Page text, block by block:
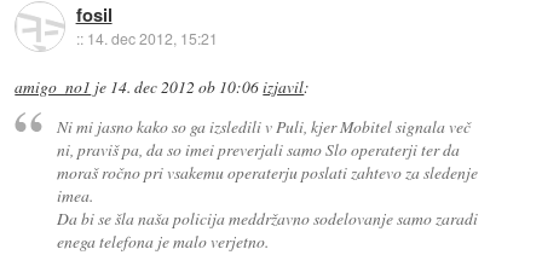
fosil
:: 14. dec 2012, 15:21
amigo_no1 je 14. dec 2012 ob 10:06izjavil:
Ni mi jasno kako so ga izsledili v Puli, kjer Mobitel signala več
ni, praviš pa, da so imei preverjali samo Slo operaterji ter da
moraš ročno pri vsakemu operaterju poslati zahtevo za sledenje
imea.
Da bi se šla naša policija meddržavno sodelovanje samo zaradi
enega telefona je malo verjetno.